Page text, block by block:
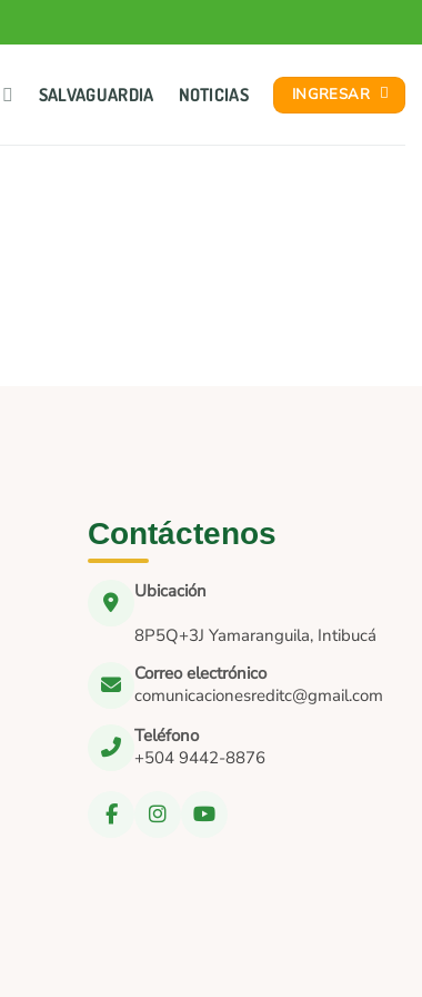
SALVAGUARDIA NOTICIAS INGRESAR
Contáctenos
Ubicación
8P5Q+3J Yamaranguila, Intibucá
Correo electrónico
comunicacionesreditc@gmail.com
Teléfono
+504 9442-8876